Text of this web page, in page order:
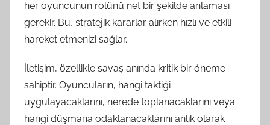
her oyuncunun rolünü net bir şekilde anlaması
gerekir. Bu, stratejik kararlar alırken hızlı ve etkili
hareket etmenizi sağlar.
İletişim, özellikle savaş anında kritik bir öneme
sahiptir. Oyuncuların, hangi taktiği
uygulayacaklarını, nerede toplanacaklarını veya
hangi düşmana odaklanacaklarını anlık olarak